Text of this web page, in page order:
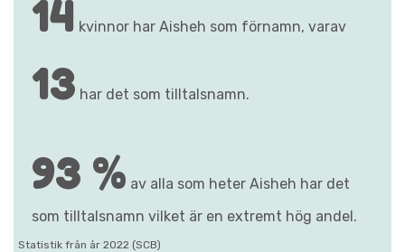
14 kvinnor har Aisheh som förnamn, varav
13 har det som tilltalsnamn.
93 % av alla som heter Aisheh har det
som tilltalsnamn vilket är en extremt hög andel.
Statistik från år 2022 (SCB)